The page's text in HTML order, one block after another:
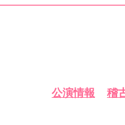
公演情報 稽